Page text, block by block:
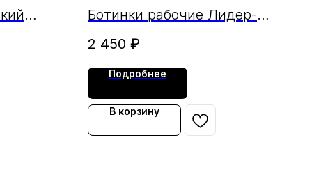
юфть
Ботинки рабочие Лидер-У
(иск.мех) юфть
2 450 ₽
Подробнее
В корзину